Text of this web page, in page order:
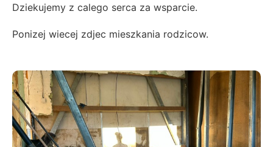
Dziekujemy z calego serca za wsparcie.
Ponizej wiecej zdjec mieszkania rodzicow.